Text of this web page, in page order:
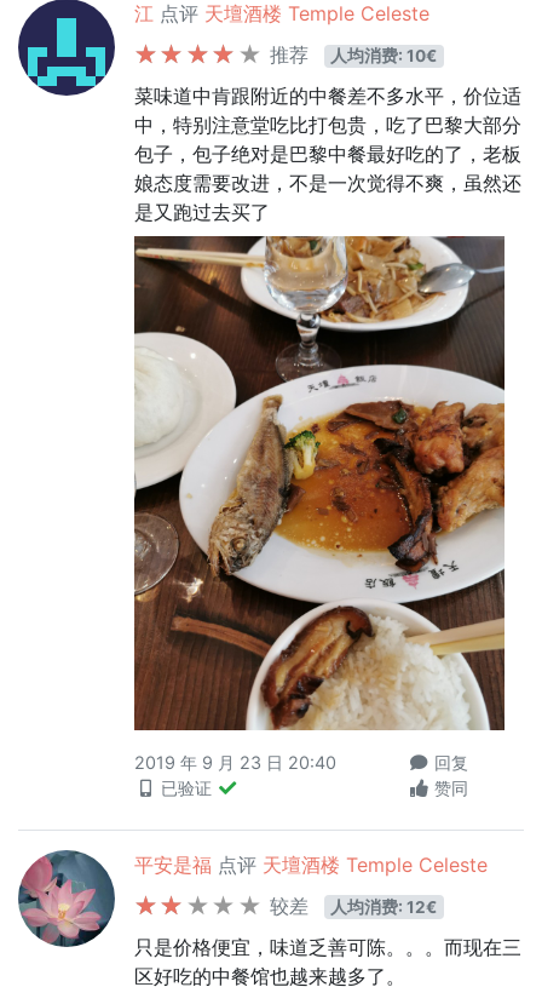
江 点评 天壇酒楼 Temple Celeste
推荐
人均消费: 10€
菜味道中肯跟附近的中餐差不多水平，价位适
中，特别注意堂吃比打包贵，吃了巴黎大部分
包子，包子绝对是巴黎中餐最好吃的了，老板
娘态度需要改进，不是一次觉得不爽，虽然还
是又跑过去买了
2019 年 9 月 23 日 20:40
已验证
回复
赞同
平安是福 点评 天壇酒楼 Temple Celeste
较差
人均消费: 12€
只是价格便宜，味道乏善可陈。。。而现在三
区好吃的中餐馆也越来越多了。